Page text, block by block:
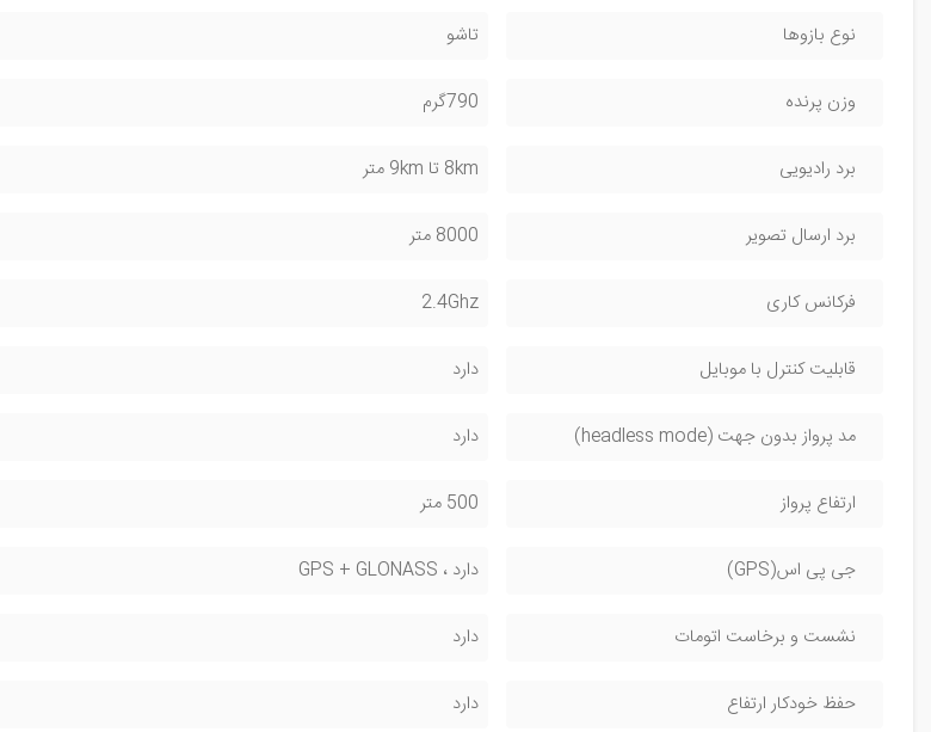
نوع بازوها تاشو
وزن پرنده 790گرم
برد رادیویی 8km تا 9km متر
برد ارسال تصویر 8000 متر
فرکانس کاری 2.4Ghz
قابلیت کنترل با موبایل دارد
مد پرواز بدون جهت (headless mode) دارد
ارتفاع پرواز 500 متر
جی پی اس(GPS) دارد ، GPS + GLONASS
نشست و برخاست اتومات دارد
حفظ خودکار ارتفاع دارد